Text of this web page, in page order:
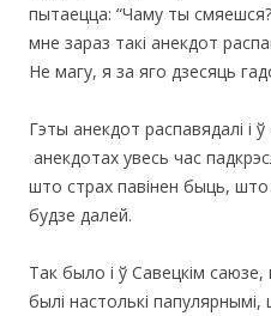
пытаецца: “Чаму ты
мне зараз такі анекдот
Не магу, я за яго дзесяць
Гэты анекдот распавядалi i
анекдотах увесь час
што страх павінен быць,
будзе далей.
Так было і ў Савецкім
былі настолькі